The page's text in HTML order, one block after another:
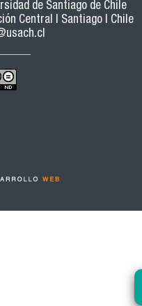
de Santiago de Chile
Central | Santiago | Chile